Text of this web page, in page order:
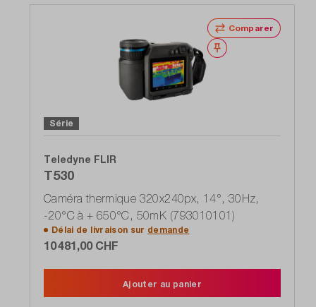
Comparer
Noter
Série
Teledyne FLIR
T530
Caméra thermique 320x240px, 14°, 30Hz,
-20°C à + 650°C, 50mK (793010101)
Délai de livraison sur demande
10 481,00 CHF
Ajouter au panier